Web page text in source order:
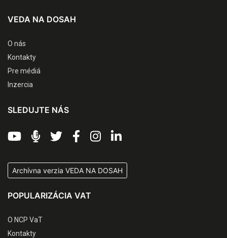
VEDA NA DOSAH
O nás
Kontakty
Pre médiá
Inzercia
SLEDUJTE NÁS
Archívna verzia VEDA NA DOSAH
POPULARIZÁCIA VAT
O NCP VaT
Kontakty